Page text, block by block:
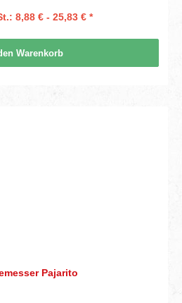
8,88 € - 25,83 € *
Warenkorb
Pajarito